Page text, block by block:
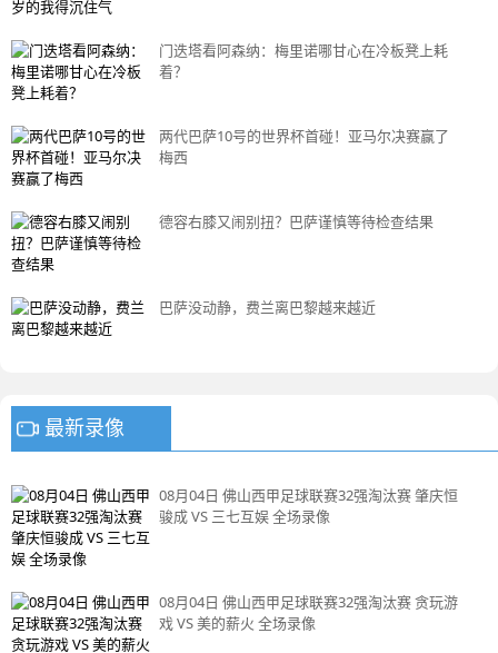
门迭塔看阿森纳：梅里诺哪甘心在冷板凳上耗
着？
两代巴萨10号的世界杯首碰！亚马尔决赛赢了
梅西
德容右膝又闹别扭？巴萨谨慎等待检查结果
巴萨没动静，费兰离巴黎越来越近
最新录像
08月04日 佛山西甲足球联赛32强淘汰赛 肇庆恒
骏成 VS 三七互娱 全场录像
08月04日 佛山西甲足球联赛32强淘汰赛 贪玩游
戏 VS 美的薪火 全场录像